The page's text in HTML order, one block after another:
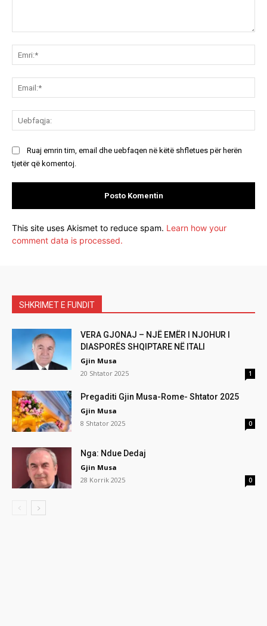
Ruaj emrin tim, email dhe uebfaqen në këtë shfletues për herën
tjetër që komentoj.
This site uses Akismet to reduce spam. Learn how your
comment data is processed.
SHKRIMET E FUNDIT
VERA GJONAJ – NJË EMËR I NJOHUR I
DIASPORËS SHQIPTARE NË ITALI
Gjin Musa
20 Shtator 2025
1
Pregaditi Gjin Musa-Rome- Shtator 2025
Gjin Musa
8 Shtator 2025
0
Nga: Ndue Dedaj
Gjin Musa
28 Korrik 2025
0